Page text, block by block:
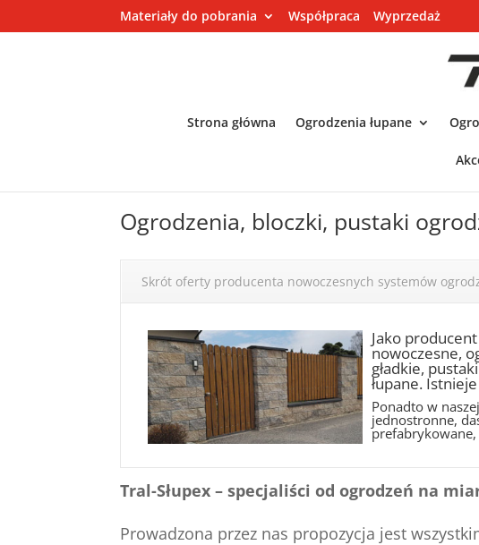
Materiały do pobrania Współpraca Wyprzedaż
Strona główna Ogrodzenia łupane
Ogrodzenia, bloczki, pustaki
Skrót oferty producenta nowoczesnych systemów
Jako
nowoczesne,
gładkie,
łupane.
Ponadto w
jednostronne,
Tral-Słupex – specjaliści od ogrodzeń na
Prowadzona przez nas propozycja jest